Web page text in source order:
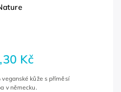
Kč
veganské kůže s příměsí
v německu.